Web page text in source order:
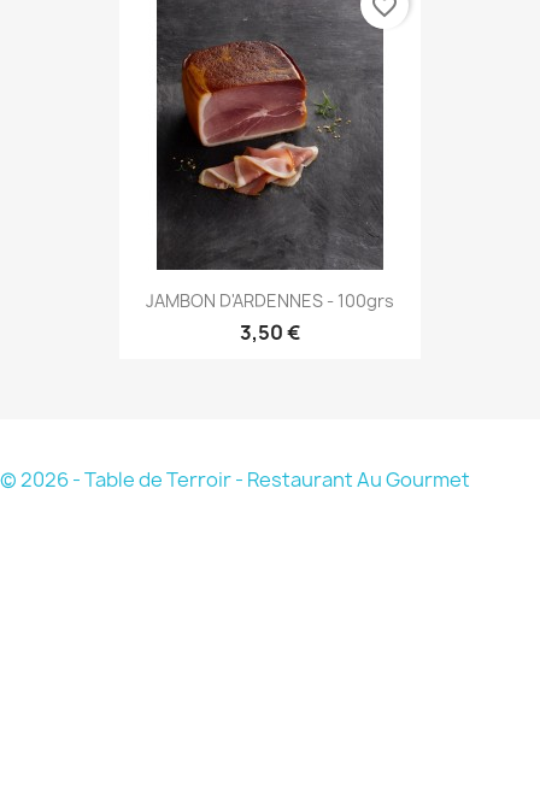
JAMBON D'ARDENNES - 100grs
3,50 €
favorite_border
© 2026 - Table de Terroir - Restaurant Au Gourmet